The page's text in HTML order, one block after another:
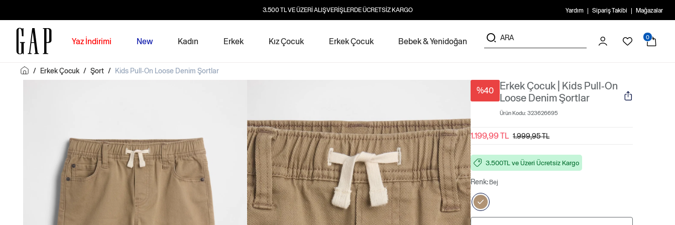
3.500 TL VE ÜZERİ ALIŞVERİŞLERDE ÜCRETSİZ KARGO Yardım Sipariş Takibi Mağazalar
Yaz İndirimi New Kadın Erkek Kız Çocuk Erkek Çocuk Bebek & Yenidoğan 0
/ Erkek Çocuk / Şort / Kids Pull-On Loose Denim Şortlar
%40
Erkek Çocuk | Kids Pull-On
Loose Denim Şortlar
Ürün Kodu: 323626695
1.199,99 TL 1.999,95 TL
3.500TL ve Üzeri Ücretsiz Kargo
Renk: Bej